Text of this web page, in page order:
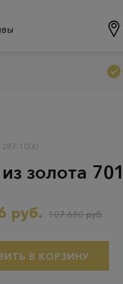
1000
золота
руб. 107 680 руб.
В КОРЗИНУ